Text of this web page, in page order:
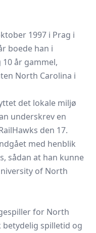
1997 i Prag i
boede han i
år gammel,
North Carolina i
det lokale miljø
underskrev en
den 17.
med henblik
sådan at han kunne
of North
for North
betydelig spilletid og